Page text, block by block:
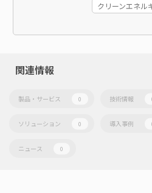
クリーンエネル
関連情報
製品・サービス 0 技術情報
ソリューション 0 導入事例
ニュース 0